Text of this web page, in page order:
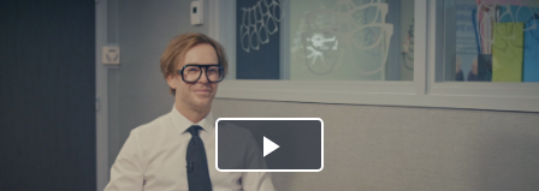
Play